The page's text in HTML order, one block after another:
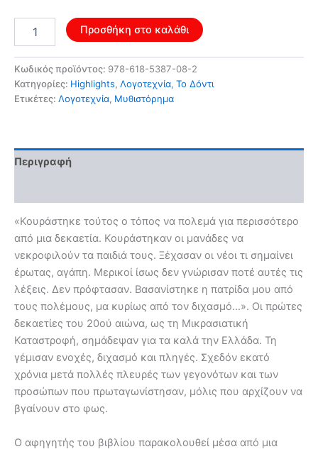
ποσότητα
Προσθήκη στο καλάθι
Κωδικός προϊόντος: 978-618-5387-08-2
Κατηγορίες: Highlights, Λογοτεχνία, Το Δόντι
Ετικέτες: Λογοτεχνία, Μυθιστόρημα
Περιγραφή
«Κουράστηκε τούτος ο τόπος να πολεμά για περισσότερο
από μια δεκαετία. Κουράστηκαν οι μανάδες να
νεκροφιλούν τα παιδιά τους. Ξέχασαν οι νέοι τι σημαίνει
έρωτας, αγάπη. Μερικοί ίσως δεν γνώρισαν ποτέ αυτές τις
λέξεις. Δεν πρόφτασαν. Βασανίστηκε η πατρίδα μου από
τους πολέμους, μα κυρίως από τον διχασμό…». Οι πρώτες
δεκαετίες του 20ού αιώνα, ως τη Μικρασιατική
Καταστροφή, σημάδεψαν για τα καλά την Ελλάδα. Τη
γέμισαν ενοχές, διχασμό και πληγές. Σχεδόν εκατό
χρόνια μετά πολλές πλευρές των γεγονότων και των
προσώπων που πρωταγωνίστησαν, μόλις που αρχίζουν να
βγαίνουν στο φως.
Ο αφηγητής του βιβλίου παρακολουθεί μέσα από μια